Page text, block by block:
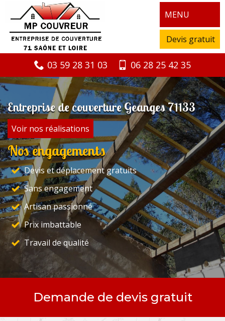
MENU
Devis gratuit
03 59 28 31 03 06 28 25 42 35
Entreprise de couverture Geanges 71133
Voir nos réalisations
Nos engagements
Devis et déplacement gratuits
Sans engagement
Artisan passionné
Prix imbattable
Travail de qualité
Demande de devis gratuit